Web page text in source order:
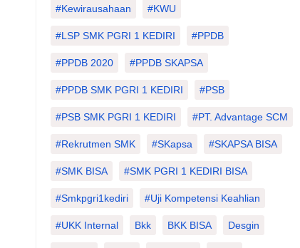
#kewirausahaan #KWU
#LSP SMK PGRI 1 KEDIRI #PPDB
#PPDB 2020 #PPDB SKAPSA
#PPDB SMK PGRI 1 KEDIRI #PSB
#PSB SMK PGRI 1 KEDIRI #PT. Advantage SCM
#Rekrutmen SMK #SKapsa #SKAPSA BISA
#SMK BISA #SMK PGRI 1 KEDIRI BISA
#smkpgri1kediri #Uji Kompetensi Keahlian
#UKK Internal Bkk BKK BISA Desgin